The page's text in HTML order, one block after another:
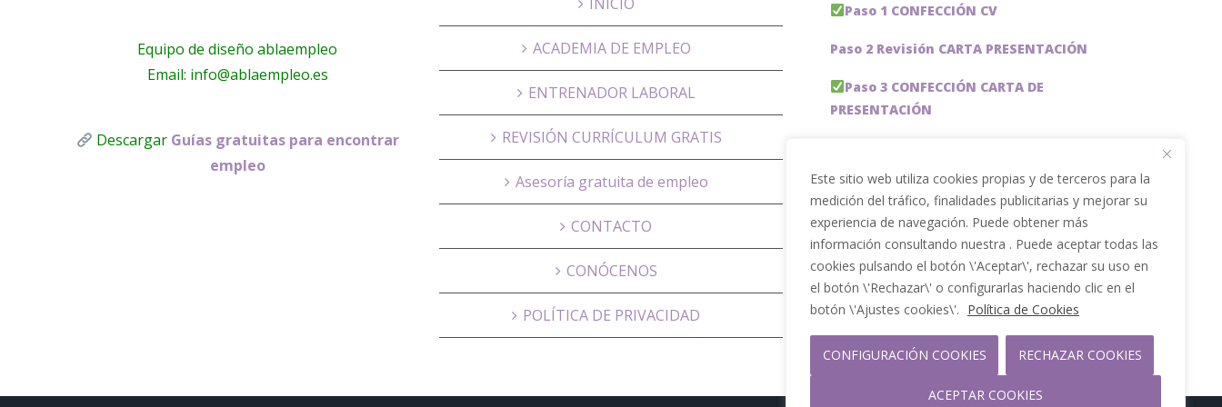
Este sitio web utiliza cookies propias y de terceros para la
medición del tráfico, finalidades publicitarias y mejorar su
experiencia de navegación. Puede obtener más
información consultando nuestra . Puede aceptar todas las
cookies pulsando el botón \'Aceptar\', rechazar su uso en
el botón \'Rechazar\' o configurarlas haciendo clic en el
botón \'Ajustes cookies\'. Política de Cookies
CONFIGURACIÓN COOKIES RECHAZAR COOKIES
ACEPTAR COOKIES
Equipo de diseño ablaempleo
Email: info@ablaempleo.es
Descargar Guías gratuitas para encontrar
empleo
ACADEMIA DE EMPLEO
ENTRENADOR LABORAL
REVISIÓN CURRÍCULUM GRATIS
Asesoría gratuita de empleo
CONTACTO
CONÓCENOS
POLÍTICA DE PRIVACIDAD
Paso 1 CONFECCIÓN CV
Paso 2 Revisión CARTA PRESENTACIÓN
Paso 3 CONFECCIÓN CARTA DE
PRESENTACIÓN
Paso 5 OPTIMIZACIÓN PERFIL LINKEDIN
PACKS DE AHORRO
JOBAI, ASISTENTE DE IA PARA BUSCAR EMPLEO
Servicios especiales